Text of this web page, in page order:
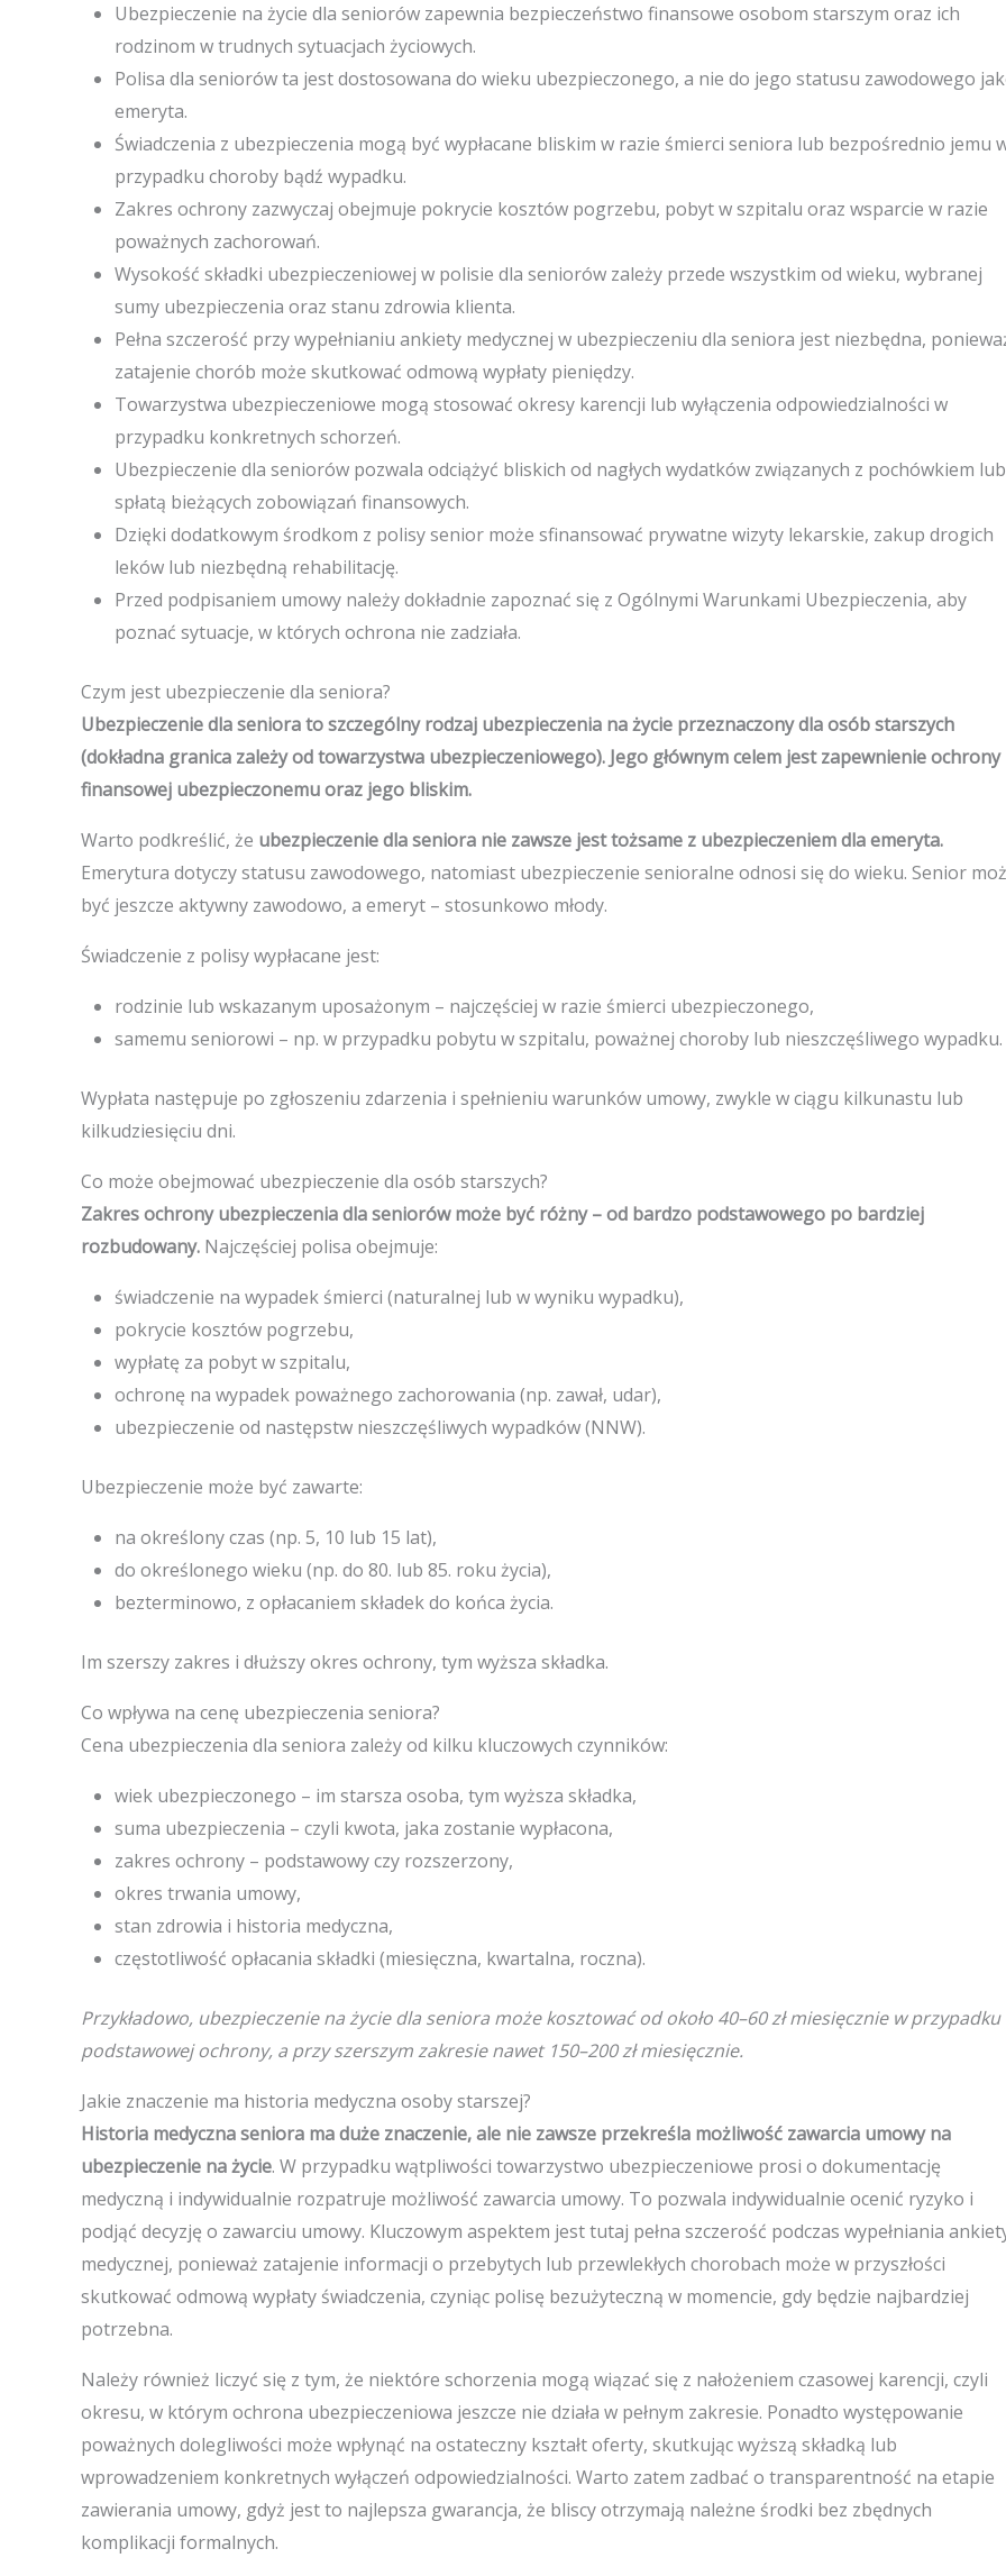
Ubezpieczenie na życie dla seniorów zapewnia bezpieczeństwo finansowe osobom starszym oraz ich
rodzinom w trudnych sytuacjach życiowych.
Polisa dla seniorów ta jest dostosowana do wieku ubezpieczonego, a nie do jego statusu zawodowego
emeryta.
Świadczenia z ubezpieczenia mogą być wypłacane bliskim w razie śmierci seniora lub bezpośrednio jemu
przypadku choroby bądź wypadku.
Zakres ochrony zazwyczaj obejmuje pokrycie kosztów pogrzebu, pobyt w szpitalu oraz wsparcie w razie
poważnych zachorowań.
Wysokość składki ubezpieczeniowej w polisie dla seniorów zależy przede wszystkim od wieku, wybranej
sumy ubezpieczenia oraz stanu zdrowia klienta.
Pełna szczerość przy wypełnianiu ankiety medycznej w ubezpieczeniu dla seniora jest niezbędna,
zatajenie chorób może skutkować odmową wypłaty pieniędzy.
Towarzystwa ubezpieczeniowe mogą stosować okresy karencji lub wyłączenia odpowiedzialności w
przypadku konkretnych schorzeń.
Ubezpieczenie dla seniorów pozwala odciążyć bliskich od nagłych wydatków związanych z pochówkiem lub
spłatą bieżących zobowiązań finansowych.
Dzięki dodatkowym środkom z polisy senior może sfinansować prywatne wizyty lekarskie, zakup drogich
leków lub niezbędną rehabilitację.
Przed podpisaniem umowy należy dokładnie zapoznać się z Ogólnymi Warunkami Ubezpieczenia, aby
poznać sytuacje, w których ochrona nie zadziała.
Czym jest ubezpieczenie dla seniora?
Ubezpieczenie dla seniora to szczególny rodzaj ubezpieczenia na życie przeznaczony dla osób starszych
(dokładna granica zależy od towarzystwa ubezpieczeniowego). Jego głównym celem jest zapewnienie ochrony
finansowej ubezpieczonemu oraz jego bliskim.
Warto podkreślić, że ubezpieczenie dla seniora nie zawsze jest tożsame z ubezpieczeniem dla emeryta.
Emerytura dotyczy statusu zawodowego, natomiast ubezpieczenie senioralne odnosi się do wieku. Senior
być jeszcze aktywny zawodowo, a emeryt – stosunkowo młody.
Świadczenie z polisy wypłacane jest:
rodzinie lub wskazanym uposażonym – najczęściej w razie śmierci ubezpieczonego,
samemu seniorowi – np. w przypadku pobytu w szpitalu, poważnej choroby lub nieszczęśliwego wypadku.
Wypłata następuje po zgłoszeniu zdarzenia i spełnieniu warunków umowy, zwykle w ciągu kilkunastu lub
kilkudziesięciu dni.
Co może obejmować ubezpieczenie dla osób starszych?
Zakres ochrony ubezpieczenia dla seniorów może być różny – od bardzo podstawowego po bardziej
rozbudowany. Najczęściej polisa obejmuje:
świadczenie na wypadek śmierci (naturalnej lub w wyniku wypadku),
pokrycie kosztów pogrzebu,
wypłatę za pobyt w szpitalu,
ochronę na wypadek poważnego zachorowania (np. zawał, udar),
ubezpieczenie od następstw nieszczęśliwych wypadków (NNW).
Ubezpieczenie może być zawarte:
na określony czas (np. 5, 10 lub 15 lat),
do określonego wieku (np. do 80. lub 85. roku życia),
bezterminowo, z opłacaniem składek do końca życia.
Im szerszy zakres i dłuższy okres ochrony, tym wyższa składka.
Co wpływa na cenę ubezpieczenia seniora?
Cena ubezpieczenia dla seniora zależy od kilku kluczowych czynników:
wiek ubezpieczonego – im starsza osoba, tym wyższa składka,
suma ubezpieczenia – czyli kwota, jaka zostanie wypłacona,
zakres ochrony – podstawowy czy rozszerzony,
okres trwania umowy,
stan zdrowia i historia medyczna,
częstotliwość opłacania składki (miesięczna, kwartalna, roczna).
Przykładowo, ubezpieczenie na życie dla seniora może kosztować od około 40–60 zł miesięcznie w przypadku
podstawowej ochrony, a przy szerszym zakresie nawet 150–200 zł miesięcznie.
Jakie znaczenie ma historia medyczna osoby starszej?
Historia medyczna seniora ma duże znaczenie, ale nie zawsze przekreśla możliwość zawarcia umowy na
ubezpieczenie na życie. W przypadku wątpliwości towarzystwo ubezpieczeniowe prosi o dokumentację
medyczną i indywidualnie rozpatruje możliwość zawarcia umowy. To pozwala indywidualnie ocenić ryzyko i
podjąć decyzję o zawarciu umowy. Kluczowym aspektem jest tutaj pełna szczerość podczas wypełniania
medycznej, ponieważ zatajenie informacji o przebytych lub przewlekłych chorobach może w przyszłości
skutkować odmową wypłaty świadczenia, czyniąc polisę bezużyteczną w momencie, gdy będzie najbardziej
potrzebna.
Należy również liczyć się z tym, że niektóre schorzenia mogą wiązać się z nałożeniem czasowej karencji, czyli
okresu, w którym ochrona ubezpieczeniowa jeszcze nie działa w pełnym zakresie. Ponadto występowanie
poważnych dolegliwości może wpłynąć na ostateczny kształt oferty, skutkując wyższą składką lub
wprowadzeniem konkretnych wyłączeń odpowiedzialności. Warto zatem zadbać o transparentność na etapie
zawierania umowy, gdyż jest to najlepsza gwarancja, że bliscy otrzymają należne środki bez zbędnych
komplikacji formalnych.